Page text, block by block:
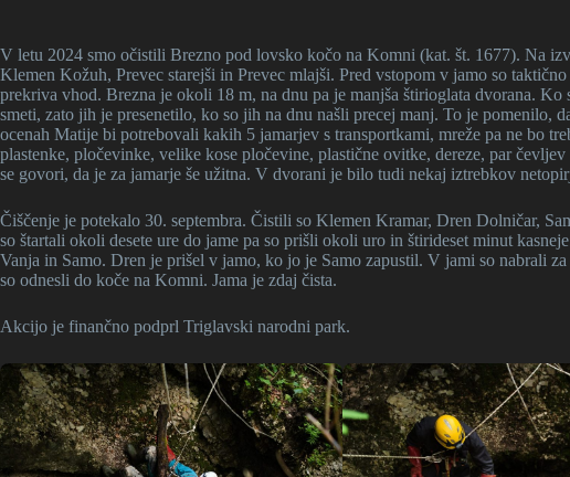
V letu 2024 smo očistili Brezno pod lovsko kočo na Komni (kat. št. 1677). Na
Klemen Kožuh, Prevec starejši in Prevec mlajši. Pred vstopom v jamo so
prekriva vhod. Brezna je okoli 18 m, na dnu pa je manjša štirioglata dvorana.
smeti, zato jih je presenetilo, ko so jih na dnu našli precej manj. To je pomenilo,
ocenah Matije bi potrebovali kakih 5 jamarjev s transportkami, mreže pa ne bo
plastenke, pločevinke, velike kose pločevine, plastične ovitke, dereze, par
se govori, da je za jamarje še užitna. V dvorani je bilo tudi nekaj iztrebkov
Čiščenje je potekalo 30. septembra. Čistili so Klemen Kramar, Dren Dolničar,
so štartali okoli desete ure do jame pa so prišli okoli uro in štirideset minut
Vanja in Samo. Dren je prišel v jamo, ko jo je Samo zapustil. V jami so nabrali
so odnesli do koče na Komni. Jama je zdaj čista.
Akcijo je finančno podprl Triglavski narodni park.